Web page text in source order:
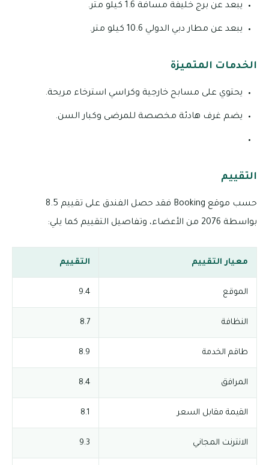
يبعد عن برج خليفة مسافة 1.6 كيلو متر.
يبعد عن مطار دبي الدولي 10.6 كيلو متر.
الخدمات المتميزة
يحتوي على مسابح خارجية وكراسي استرخاء مريحة.
يضم غرف هادئة مخصصة للمرضى وكبار السن.
التقييم
حسب موقع Booking فقد حصل الفندق على تقييم 8.5
بواسطة 2076 من الأعضاء، وتفاصيل التقييم كما يلي:
معيار التقييم التقييم
الموقع 9.4
النظافة 8.7
طاقم الخدمة 8.9
المرافق 8.4
القيمة مقابل السعر 8.1
الانترنت المجاني 9.3